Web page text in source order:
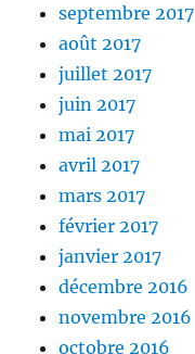
septembre 2017
août 2017
juillet 2017
juin 2017
mai 2017
avril 2017
mars 2017
février 2017
janvier 2017
décembre 2016
novembre 2016
octobre 2016